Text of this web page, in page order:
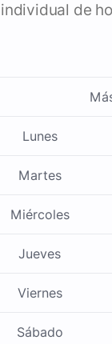
individual de
Lunes
Martes
Miércoles
Jueves
Viernes
Sábado